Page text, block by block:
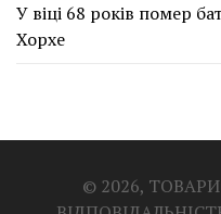
У віці 68 років помер
Хорхе
© 2026,